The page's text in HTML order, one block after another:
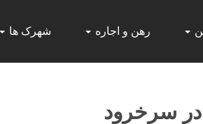
رهن و اجاره شهرک ها
سرخرود